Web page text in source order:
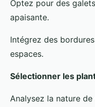
Optez pour des
apaisante.
Intégrez des
espaces.
Sélectionner les
Analysez la nature